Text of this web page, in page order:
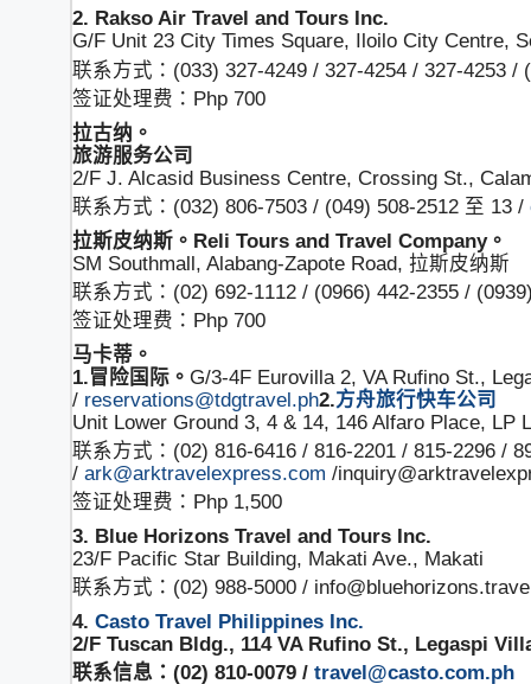
2. Rakso Air Travel and Tours Inc.
G/F Unit 23 City Times Square, Iloilo City Centre,
联系方式：(033) 327-4249 / 327-4254 / 327-4253
签证处理费：Php 700
拉古纳。
旅游服务公司
2/F J. Alcasid Business Centre, Crossing St.,
联系方式：(032) 806-7503 / (049) 508-2512 至 13 /
拉斯皮纳斯。 Reli Tours and Travel Company。
SM Southmall, Alabang-Zapote Road, 拉斯皮纳斯
联系方式：(02) 692-1112 / (0966) 442-2355 /
签证处理费：Php 700
马卡蒂。
1.冒险国际。 G/3-4F Eurovilla 2, VA Rufino St.,
/ reservations@tdgtravel.ph2.方舟旅行快车公司
Unit Lower Ground 3, 4 & 14, 146 Alfaro Place, LP
联系方式：(02) 816-6416 / 816-2201 / 815-2296 /
/ ark@arktravelexpress.com /
签证处理费：Php 1,500
3. Blue Horizons Travel and Tours Inc.
23/F Pacific Star Building, Makati Ave., Makati
联系方式：(02) 988-5000 /
4. Casto Travel Philippines Inc.
2/F Tuscan Bldg., 114 VA Rufino St., Legaspi
联系信息：(02) 810-0079 / travel@casto.com.ph